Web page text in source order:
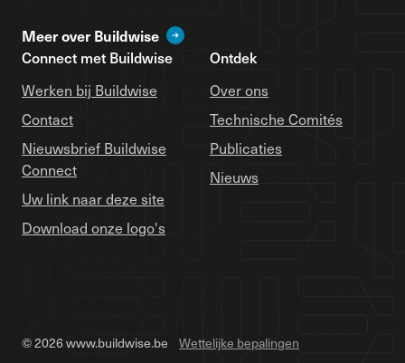
Meer over Buildwise
Connect met Buildwise
Werken bij Buildwise
Contact
Nieuwsbrief Buildwise
Connect
Uw link naar deze site
Download onze logo's
Ontdek
Over ons
Technische Comités
Publicaties
Nieuws
© 2026 www.buildwise.be
Wettelijke bepalingen